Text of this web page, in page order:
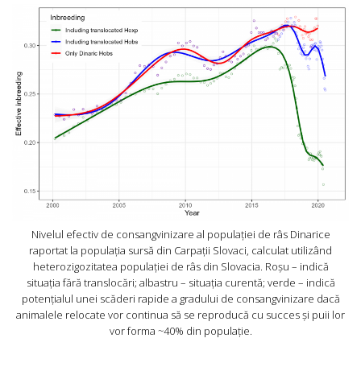
Nivelul efectiv de consangvinizare al populației de râs Dinarice
raportat la populația sursă din Carpații Slovaci, calculat utilizând
heterozigozitatea populației de râs din Slovacia. Roșu – indică
situația fără translocări; albastru – situația curentă; verde – indică
potențialul unei scăderi rapide a gradului de consangvinizare dacă
animalele relocate vor continua să se reproducă cu succes și puii lor
vor forma ~40% din populație.